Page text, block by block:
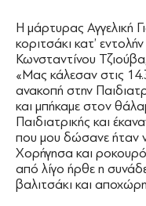
Η μάρτυρας Αγγελική
κοριτσάκι κατ’
Κωνσταντίνου
«Μας κάλεσαν στις
ανακοπή στην
και μπήκαμε στον
Παιδιατρικής και
που μου δώσανε ήταν
Χορήγησα και
από λίγο ήρθε η
βαλιτσάκι και